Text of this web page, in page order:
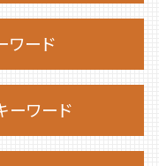
託
ワード
ーワード